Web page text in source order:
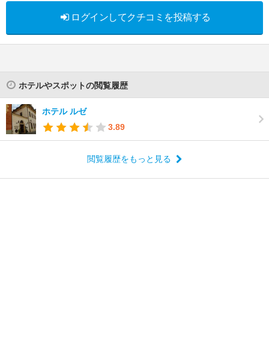
ログインしてクチコミを投稿する
ホテルやスポットの閲覧履歴
ホテル ルゼ
3.89
閲覧履歴をもっと見る